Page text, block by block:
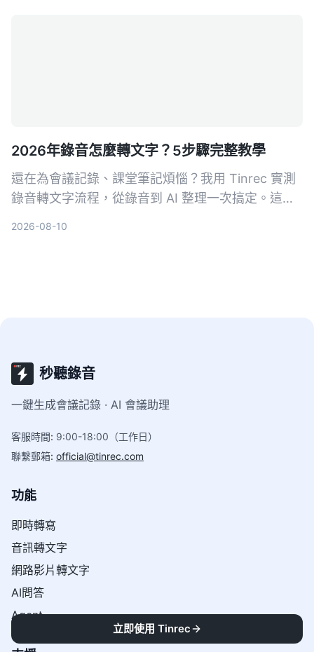
2026年錄音怎麼轉文字？5步驟完整教學
還在為會議記錄、課堂筆記煩惱？我用 Tinrec 實測
錄音轉文字流程，從錄音到 AI 整理一次搞定。這篇
2026-08-10
秒聽錄音
一鍵生成會議記錄 · AI 會議助理
客服時間: 9:00-18:00（工作日）
聯繫郵箱: official@tinrec.com
功能
即時轉寫
音訊轉文字
網路影片轉文字
AI問答
Agent
立即使用 Tinrec